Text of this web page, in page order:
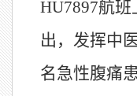
HU7897航
出，发挥中
名急性腹痛